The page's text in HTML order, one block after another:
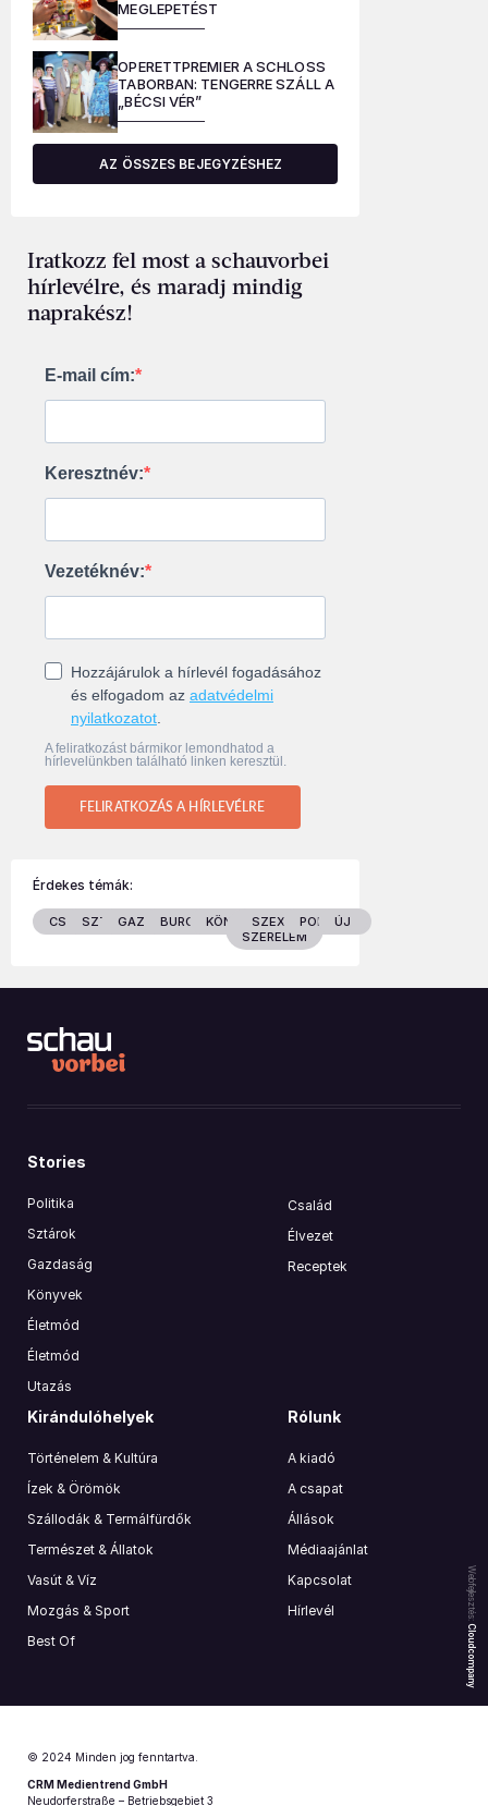
MEGLEPETÉST
OPERETTPREMIER A SCHLOSS
TABORBAN: TENGERRE SZÁLL A
„BÉCSI VÉR”
AZ ÖSSZES BEJEGYZÉSHEZ
Iratkozz fel most a schauvorbei
hírlevélre, és maradj mindig
naprakész!
E-mail cím:
Keresztnév:
Vezetéknév:
Hozzájárulok a hírlevél fogadásához
és elfogadom az adatvédelmi
nyilatkozatot.
A feliratkozást bármikor lemondhatod a
hírlevelünkben található linken keresztül.
FELIRATKOZÁS A HÍRLEVÉLRE
Érdekes témák:
CSALÁDSZTÁROKGAZDASÁGBURGENLANDKÖNYVEKSZEX &
SZERELEM
POLITIKA
ÚJ
Webfejlesztés:
Cloudcompany
Stories
Politika
Sztárok
Gazdaság
Könyvek
Életmód
Életmód
Utazás
Család
Élvezet
Receptek
Kirándulóhelyek
Történelem & Kultúra
Ízek & Örömök
Szállodák & Termálfürdők
Természet & Állatok
Vasút & Víz
Mozgás & Sport
Best Of
Rólunk
A kiadó
A csapat
Állások
Médiaajánlat
Kapcsolat
Hírlevél
© 2024 Minden jog fenntartva.
CRM Medientrend GmbH
Neudorferstraße – Betriebsgebiet 3